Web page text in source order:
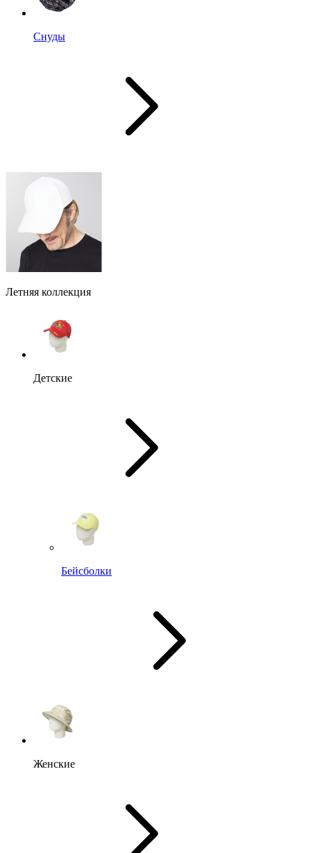
Снуды
Летняя коллекция
Детские
Бейсболки
Женские